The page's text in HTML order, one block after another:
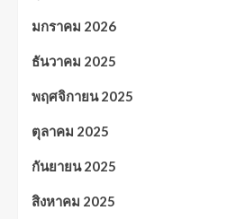
มกราคม 2026
ธันวาคม 2025
พฤศจิกายน 2025
ตุลาคม 2025
กันยายน 2025
สิงหาคม 2025